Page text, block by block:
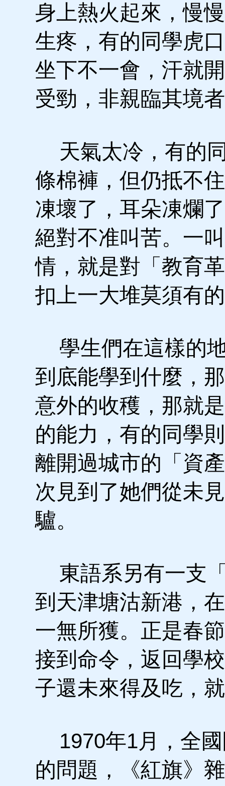
身上熱火起來，慢
生疼，有的同學虎
坐下不一會，汗就
受勁，非親臨其境
天氣太冷，有的
條棉褲，但仍抵不
凍壞了，耳朵凍爛
絕對不准叫苦。一
情，就是對「教育
扣上一大堆莫須有
學生們在這樣的
到底能學到什麼，
意外的收穫，那就
的能力，有的同學
離開過城市的「資
次見到了她們從未
驢。
東語系另有一支
到天津塘沽新港，
一無所獲。正是春
接到命令，返回學
子還未來得及吃，
1970年1月，全國
的問題，《紅旗》